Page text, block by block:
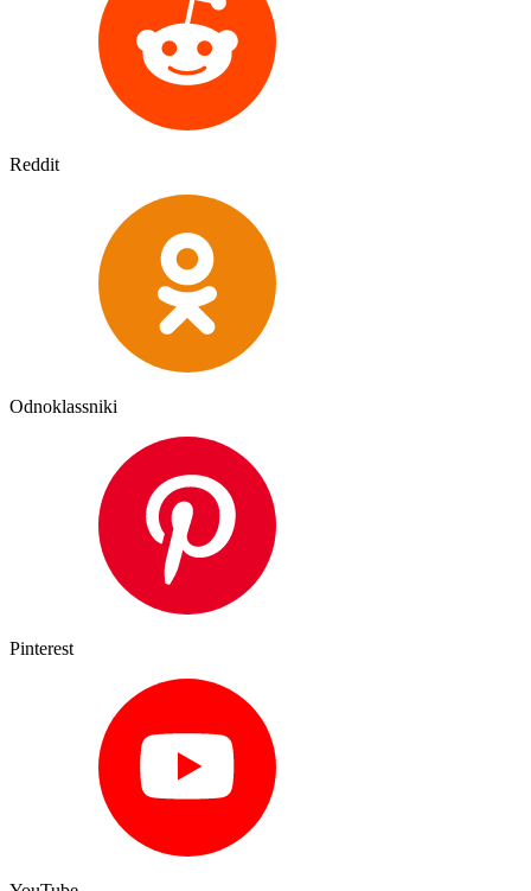
Reddit
Odnoklassniki
Pinterest